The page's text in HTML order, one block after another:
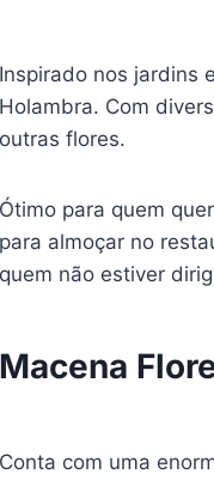
Inspirado nos jardins
Holambra. Com
outras flores.
Ótimo para quem
para almoçar no
quem não estiver
Macena
Conta com uma